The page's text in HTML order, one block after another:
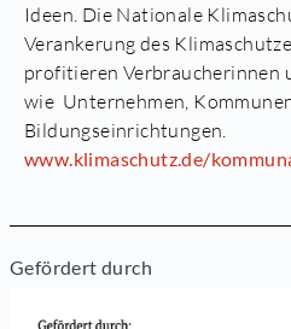
Ideen. Die Nationale
Verankerung des
profitieren Verbraucherinnen
wie Unternehmen,
Bildungseinrichtungen.
www.klimaschutz.de/
Gefördert durch